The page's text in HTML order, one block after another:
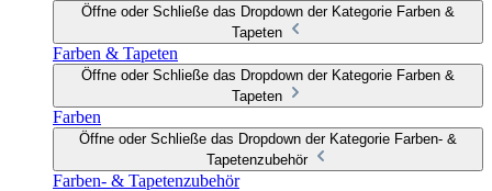
Öffne oder Schließe das Dropdown der Kategorie Farben &
Tapeten
Farben & Tapeten
Öffne oder Schließe das Dropdown der Kategorie Farben &
Tapeten
Farben
Öffne oder Schließe das Dropdown der Kategorie Farben- &
Tapetenzubehör
Farben- & Tapetenzubehör